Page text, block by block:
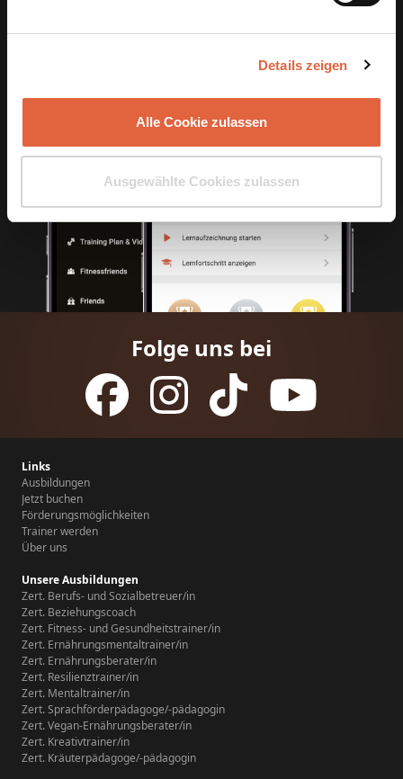
Details zeigen
Alle Cookie zulassen
Ausgewählte Cookies zulassen
und Regionen. Google Play und das Google Play-Logo sind Marken von Google LLC.
Folge uns bei
Links
Ausbildungen
Jetzt buchen
Förderungsmöglichkeiten
Trainer werden
Über uns
Unsere Ausbildungen
Zert. Berufs- und Sozialbetreuer/in
Zert. Beziehungscoach
Zert. Fitness- und Gesundheitstrainer/in
Zert. Ernährungsmentaltrainer/in
Zert. Ernährungsberater/in
Zert. Resilienztrainer/in
Zert. Mentaltrainer/in
Zert. Sprachförderpädagoge/-pädagogin
Zert. Vegan-Ernährungsberater/in
Zert. Kreativtrainer/in
Zert. Kräuterpädagoge/-pädagogin